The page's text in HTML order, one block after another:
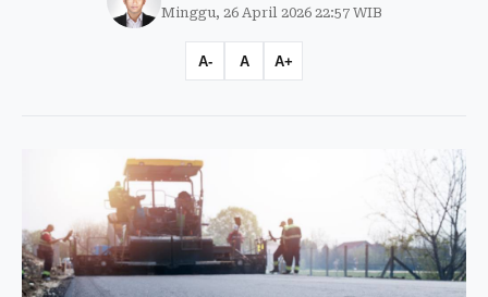
Minggu, 26 April 2026 22:57 WIB
A- A A+